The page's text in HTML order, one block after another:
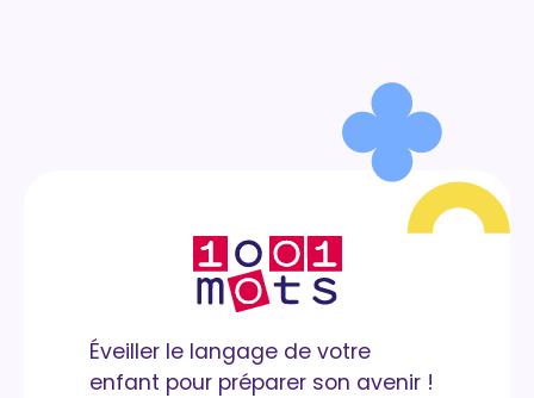
Éveiller le langage de votre
enfant pour préparer son avenir !